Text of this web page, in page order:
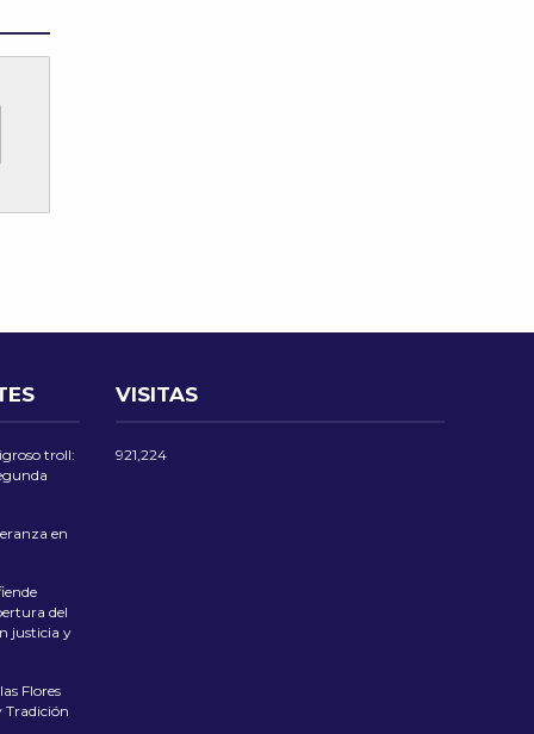
troll:
en
del
justicia y
Flores
Tradición
VISITAS
921,224